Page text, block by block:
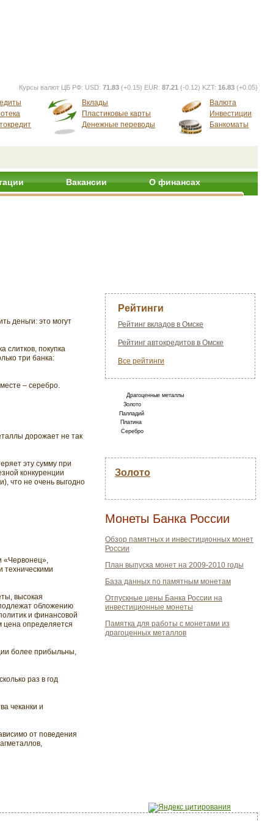
Курсы валют ЦБ РФ: USD: 71.83 (+0.15) EUR: 87.21 (-0.12) KZT: 16.83 (+0.05)
Вклады
Пластиковые карты
Денежные переводы
Валюта
Инвестиции
Банкоматы
Вакансии О финансах
деньги: это могут
слитков, покупка
три банка:
– серебро.
дорожает не так
эту сумму при
конкуренции
что не очень выгодно
«Червонец»,
техническими
высокая
обложению
и финансовой
цена определяется
более прибыльны,
раз в год
чеканки и
от поведения
Рейтинги
Рейтинг вкладов в Омске
Рейтинг автокредитов в Омске
Все рейтинги
Драгоценные металлы
Золото
Палладий
Платина
Серебро
Золото
Монеты Банка России
Обзор памятных и инвестиционных монет
России
План выпуска монет на 2009-2010 годы
База данных по памятным монетам
Отпускные цены Банка России на
инвестиционные монеты
Памятка для работы с монетами из
драгоценных металлов